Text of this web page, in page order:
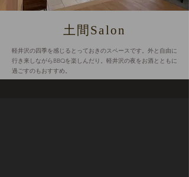
土間Salon
軽井沢の四季を感じるとっておきのスペースです。外と自由に
行き来しながらBBQを楽しんだり。軽井沢の夜をお酒とともに
過ごすのもおすすめ。